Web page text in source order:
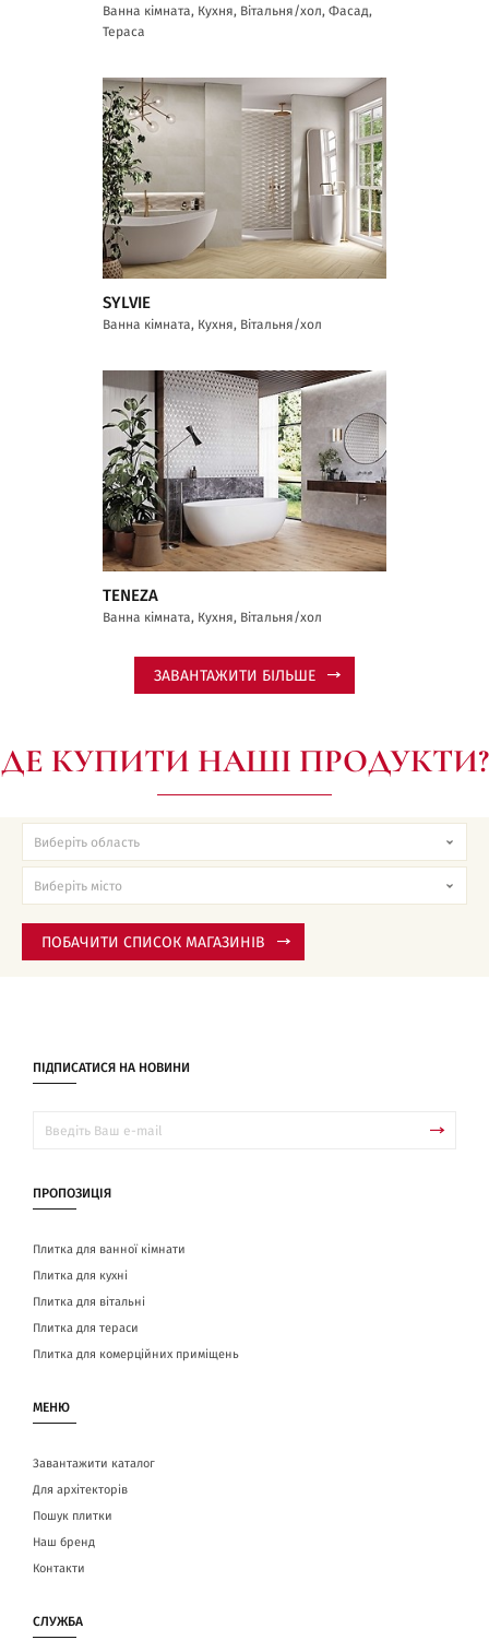
Ванна кімната, Кухня, Вітальня/хол, Фасад,
Тераса
SYLVIE
Ванна кімната, Кухня, Вітальня/хол
TENEZA
Ванна кімната, Кухня, Вітальня/хол
ЗАВАНТАЖИТИ БІЛЬШЕ
ДЕ КУПИТИ НАШІ ПРОДУКТИ?
ПОБАЧИТИ СПИСОК МАГАЗИНІВ
ПІДПИСАТИСЯ НА НОВИНИ
ПРОПОЗИЦІЯ
Плитка для ванної кімнати
Плитка для кухні
Плитка для вітальні
Плитка для тераси
Плитка для комерційних приміщень
МЕНЮ
Завантажити каталог
Для архітекторів
Пошук плитки
Наш бренд
Контакти
СЛУЖБА